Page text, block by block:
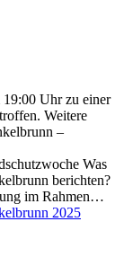
Uhr zu einer
Weitere
–
Was
berichten?
im Rahmen…
2025